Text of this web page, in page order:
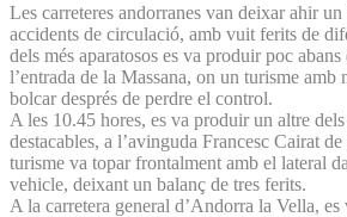
Les carreteres andorranes van deixar ahir
accidents de circulació, amb vuit ferits de
dels més aparatosos es va produir poc abans
l’entrada de la Massana, on un turisme amb
bolcar després de perdre el control.
A les 10.45 hores, es va produir un altre
destacables, a l’avinguda Francesc Cairat
turisme va topar frontalment amb el lateral
vehicle, deixant un balanç de tres ferits.
A la carretera general d’Andorra la Vella,